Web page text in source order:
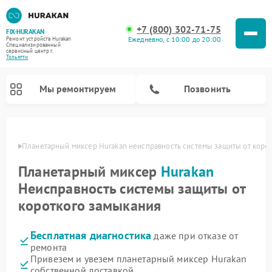
FIX-HURAKAN
Ремонт устройств Hurakan
Специализированный
cервисный центр г.
Тольятти
+7 (800) 302-71-75
Ежедневно, с 10:00 до 20:00
Мы ремонтируем Позвонить
Планетарный миксер Hurakan неисправность системы защиты от
Планетарный миксер Hurakan
Неисправность системы защиты от
короткого замыкания
Бесплатная диагностика даже при отказе от
ремонта
Привезем и увезем планетарный миксер Hurakan